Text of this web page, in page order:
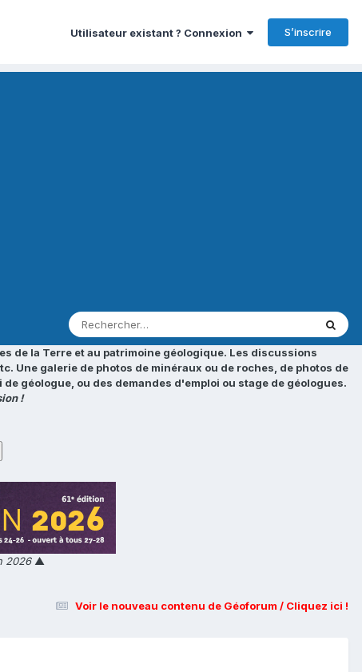
Utilisateur existant ? Connexion S’inscrire
de la Terre et au patrimoine géologique. Les discussions
Une galerie de photos de minéraux ou de roches, de photos de
géologue, ou des demandes d'emploi ou stage de géologues.
!
2026▲
Voir le nouveau contenu de Géoforum / Cliquez ici !